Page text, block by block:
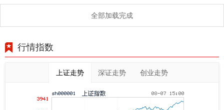
全部加载完成
行情指数
上证走势 深证走势 创业走势